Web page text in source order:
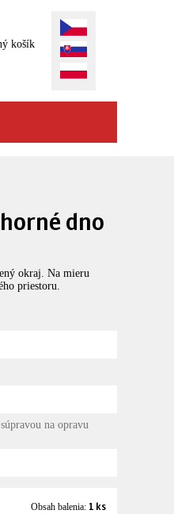
košík
dno
okraj. Na mieru
priestoru.
na opravu
Obsah balenia: 1 ks